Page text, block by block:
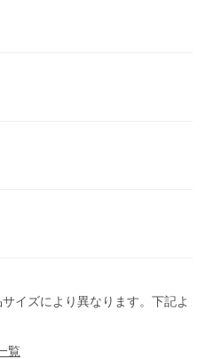
ズにより異なります。下記よ
覧